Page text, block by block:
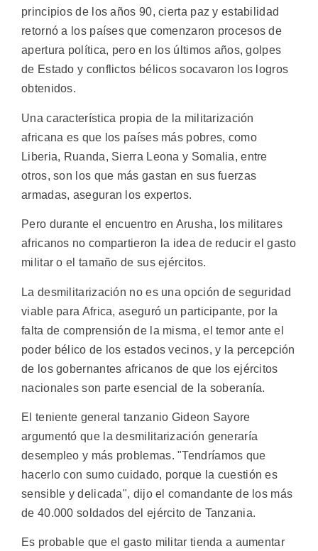
principios de los años 90, cierta paz y estabilidad
retornó a los países que comenzaron procesos de
apertura política, pero en los últimos años, golpes
de Estado y conflictos bélicos socavaron los logros
obtenidos.
Una característica propia de la militarización
africana es que los países más pobres, como
Liberia, Ruanda, Sierra Leona y Somalia, entre
otros, son los que más gastan en sus fuerzas
armadas, aseguran los expertos.
Pero durante el encuentro en Arusha, los militares
africanos no compartieron la idea de reducir el gasto
militar o el tamaño de sus ejércitos.
La desmilitarización no es una opción de seguridad
viable para Africa, aseguró un participante, por la
falta de comprensión de la misma, el temor ante el
poder bélico de los estados vecinos, y la percepción
de los gobernantes africanos de que los ejércitos
nacionales son parte esencial de la soberanía.
El teniente general tanzanio Gideon Sayore
argumentó que la desmilitarización generaría
desempleo y más problemas. "Tendríamos que
hacerlo con sumo cuidado, porque la cuestión es
sensible y delicada", dijo el comandante de los más
de 40.000 soldados del ejército de Tanzania.
Es probable que el gasto militar tienda a aumentar